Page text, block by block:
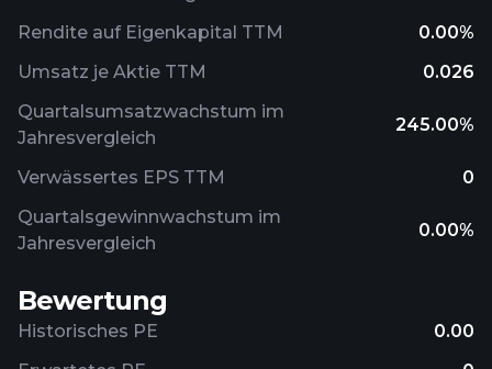
Rendite auf Eigenkapital TTM
0.00%
Umsatz je Aktie TTM
0.026
Quartalsumsatzwachstum im
Jahresvergleich
245.00%
Verwässertes EPS TTM
0
Quartalsgewinnwachstum im
Jahresvergleich
0.00%
Bewertung
Historisches PE
0.00